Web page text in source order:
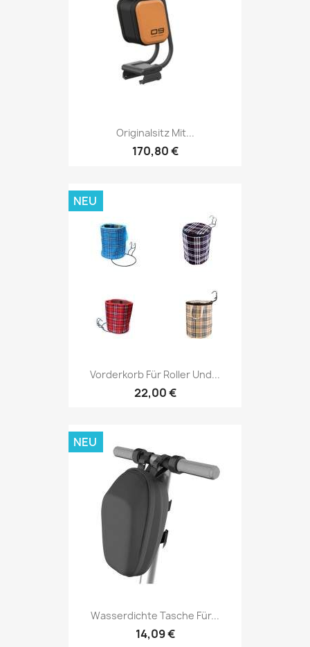
Originalsitz Mit...
170,80 €
Vorderkorb Für Roller Und...
22,00 €
NEU
Wasserdichte Tasche Für...
14,09 €
NEU